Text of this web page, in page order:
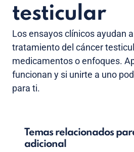
testicular
Los ensayos clínicos ayudan
tratamiento del cáncer
medicamentos o enfoques.
funcionan y si unirte a uno
para ti.
Temas relacionados
adicional